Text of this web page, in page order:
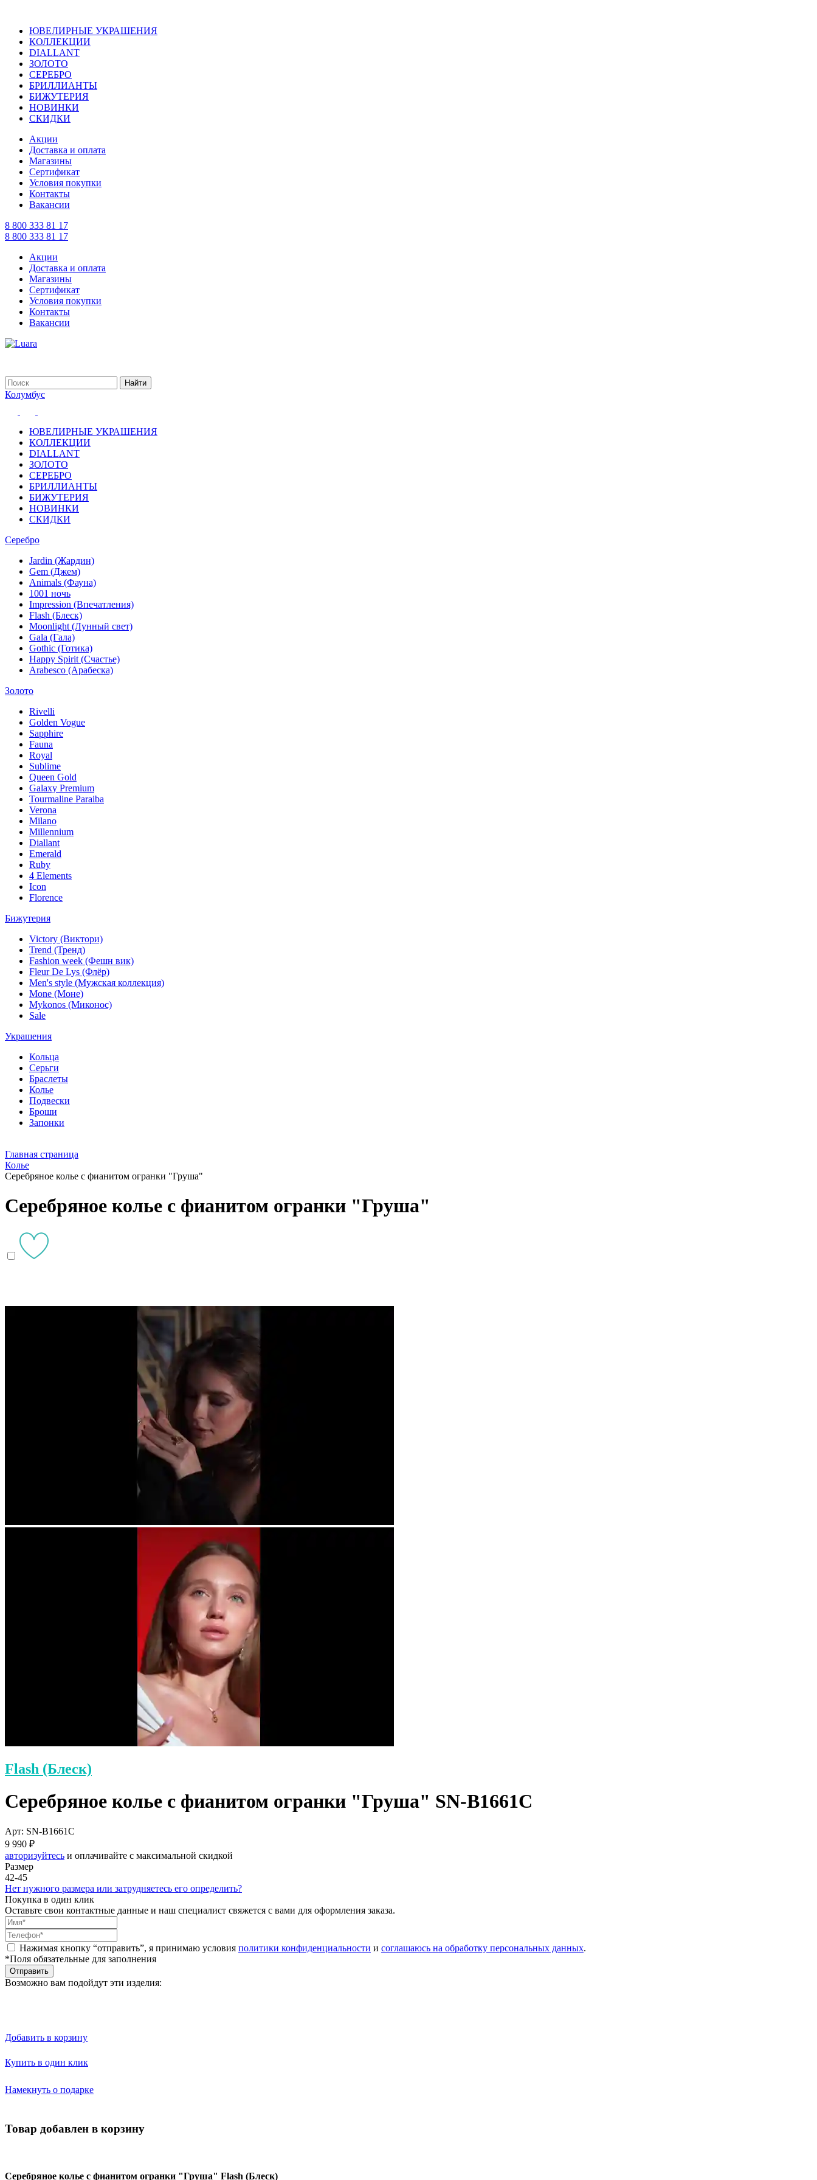
ЮВЕЛИРНЫЕ УКРАШЕНИЯ
КОЛЛЕКЦИИ
DIALLANT
ЗОЛОТО
СЕРЕБРО
БРИЛЛИАНТЫ
БИЖУТЕРИЯ
НОВИНКИ
СКИДКИ
Акции
Доставка и оплата
Магазины
Сертификат
Условия покупки
Контакты
Вакансии
8 800 333 81 17
8 800 333 81 17
Акции
Доставка и оплата
Магазины
Сертификат
Условия покупки
Контакты
Вакансии
Колумбус
ЮВЕЛИРНЫЕ УКРАШЕНИЯ
КОЛЛЕКЦИИ
DIALLANT
ЗОЛОТО
СЕРЕБРО
БРИЛЛИАНТЫ
БИЖУТЕРИЯ
НОВИНКИ
СКИДКИ
Серебро
Jardin (Жардин)
Gem (Джем)
Animals (Фауна)
1001 ночь
Impression (Впечатления)
Flash (Блеск)
Moonlight (Лунный свет)
Gala (Гала)
Gothic (Готика)
Happy Spirit (Счастье)
Arabesco (Арабеска)
Золото
Rivelli
Golden Vogue
Sapphire
Fauna
Royal
Sublime
Queen Gold
Galaxy Premium
Tourmaline Paraiba
Verona
Milano
Millennium
Diallant
Emerald
Ruby
4 Elements
Icon
Florence
Бижутерия
Victory (Виктори)
Trend (Тренд)
Fashion week (Фешн вик)
Fleur De Lys (Флёр)
Men's style (Мужская коллекция)
Mone (Моне)
Mykonos (Миконос)
Sale
Украшения
Кольца
Серьги
Браслеты
Колье
Подвески
Броши
Запонки
Главная страница
Колье
Серебряное колье с фианитом огранки "Груша"
Серебряное колье с фианитом огранки "Груша"
Flash (Блеск)
Серебряное колье с фианитом огранки "Груша" SN-B1661C
Арт: SN-B1661C
9 990 ₽
авторизуйтесь и оплачивайте с максимальной скидкой
Размер
42-45
Нет нужного размера или затрудняетесь его определить?
Покупка в один клик
Оставьте свои контактные данные и наш специалист свяжется с вами для оформления заказа.
Нажимая кнопку “отправить”, я принимаю условия политики конфиденциальности и соглашаюсь на обработку персональных данных.
*Поля обязательные для заполнения
Отправить
Возможно вам подойдут эти изделия:
Добавить в корзину
Купить в один клик
Намекнуть о подарке
Товар добавлен в корзину
Серебряное колье с фианитом огранки "Груша" Flash (Блеск)